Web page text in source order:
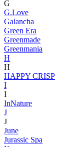
G
G.Love
Galancha
Green Era
Greenmade
Greenmania
H
H
HAPPY CRISP
I
I
InNature
J
J
June
Jurassic Spa